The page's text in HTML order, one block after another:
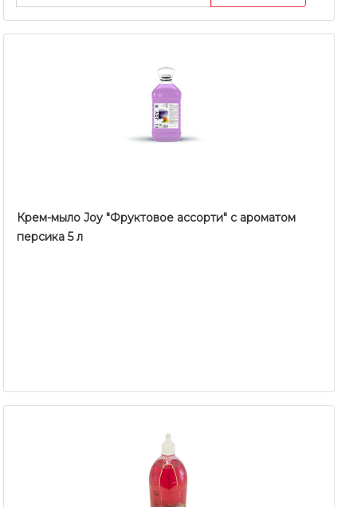
Крем-мыло Joy "Фруктовое ассорти" с ароматом
персика 5 л